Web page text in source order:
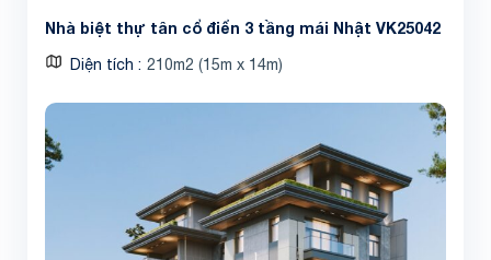
Nhà biệt thự tân cổ điển 3 tầng mái Nhật VK25042
Diện tích 210m2 (15m x 14m)